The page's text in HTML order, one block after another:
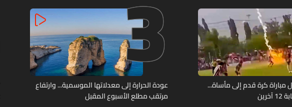
كرة قدم إلى مأساة...
3
عودة الحرارة إلى معدلاتها الموسمية... وارتفاع
مرتقب مطلع الأسبوع المقبل